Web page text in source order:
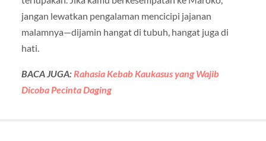
jangan lewatkan pengalaman mencicipi jajanan
malamnya—dijamin hangat di tubuh, hangat juga di
hati.
BACA JUGA:Rahasia Kebab Kaukasus yang Wajib
Dicoba Pecinta Daging